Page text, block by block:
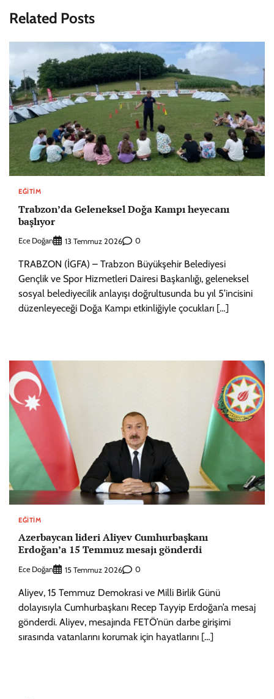
Related Posts
EĞITIM
Trabzon’da Geleneksel Doğa Kampı heyecanı
başlıyor
Ece Doğan 13 Temmuz 2026 0
TRABZON (İGFA) – Trabzon Büyükşehir Belediyesi
Gençlik ve Spor Hizmetleri Dairesi Başkanlığı, geleneksel
sosyal belediyecilik anlayışı doğrultusunda bu yıl 5’incisini
düzenleyeceği Doğa Kampı etkinliğiyle çocukları […]
EĞITIM
Azerbaycan lideri Aliyev Cumhurbaşkanı
Erdoğan’a 15 Temmuz mesajı gönderdi
Ece Doğan 15 Temmuz 2026 0
Aliyev, 15 Temmuz Demokrasi ve Milli Birlik Günü
dolayısıyla Cumhurbaşkanı Recep Tayyip Erdoğan’a mesaj
gönderdi. Aliyev, mesajında FETÖ’nün darbe girişimi
sırasında vatanlarını korumak için hayatlarını […]